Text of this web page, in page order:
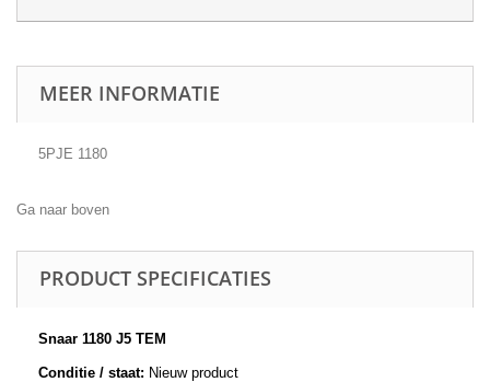
MEER INFORMATIE
5PJE 1180
Ga naar boven
PRODUCT SPECIFICATIES
Snaar 1180 J5 TEM
Conditie / staat: Nieuw product